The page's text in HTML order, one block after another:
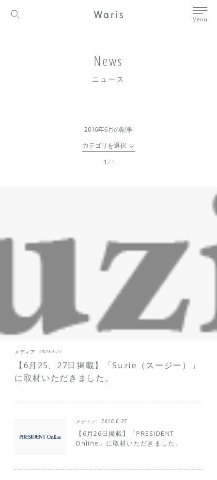
Menu
News
ニュース
2016年6月の記事
カテゴリを選択
1 / 1
メディア 2016.6.27
【6月25、27日掲載】「Suzie（スージー）」
に取材いただきました。
メディア 2016.6.27
【6月26日掲載】「PRESIDENT
Online」に取材いただきました。